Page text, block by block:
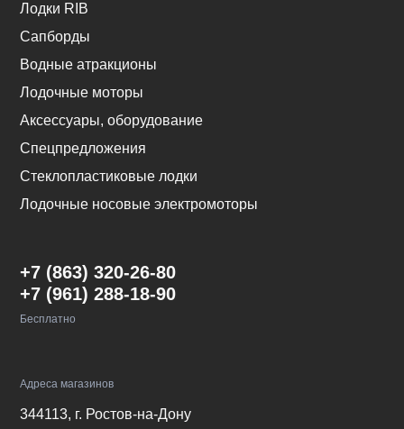
Лодки RIB
Сапборды
Водные атракционы
Лодочные моторы
Аксессуары, оборудование
Спецпредложения
Стеклопластиковые лодки
Лодочные носовые электромоторы
+7 (863) 320-26-80
+7 (961) 288-18-90
Бесплатно
Адреса магазинов
344113, г. Ростов-на-Дону